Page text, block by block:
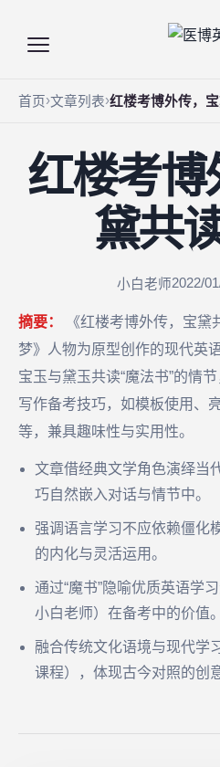
首页 文章列表 红楼考博外传，
红楼考博
黛共
小白老师2022/
摘要：
《红楼考博外传，宝黛
梦》人物为原型创作的现代英
宝玉与黛玉共读“魔法书”的情
写作备考技巧，如模板使用、
等，兼具趣味性与实用性。
文章借经典文学角色演绎当
巧自然嵌入对话与情节中。
强调语言学习不应依赖僵化
的内化与灵活运用。
通过“魔书”隐喻优质英语学
小白老师）在备考中的价值。
融合传统文化语境与现代学
课程），体现古今对照的创